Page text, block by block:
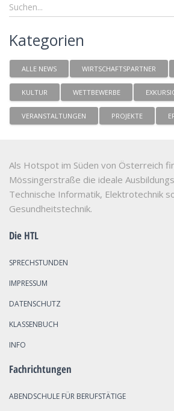
Kategorien
ALLE NEWS WIRTSCHAFTSPARTNER
KULTUR WETTBEWERBE
VERANSTALTUNGEN PROJEKTE
Als Hotspot im Süden von Österreich
Mössingerstraße die ideale
Technische Informatik, Elektrotechnik
Gesundheitstechnik.
Die HTL
SPRECHSTUNDEN
IMPRESSUM
DATENSCHUTZ
KLASSENBUCH
INFO
Fachrichtungen
ABENDSCHULE FÜR BERUFSTÄTIGE